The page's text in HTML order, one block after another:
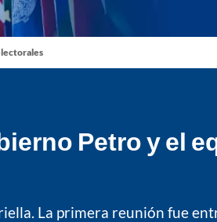
Petro y el
La primera reunión fue